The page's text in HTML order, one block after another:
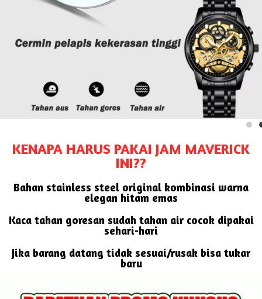
KENAPA HARUS PAKAI JAM MAVERICK
INI??
Bahan stainless steel original kombinasi warna
elegan hitam emas
Kaca tahan goresan sudah tahan air cocok dipakai
sehari-hari
Jika barang datang tidak sesuai/rusak bisa tukar
baru